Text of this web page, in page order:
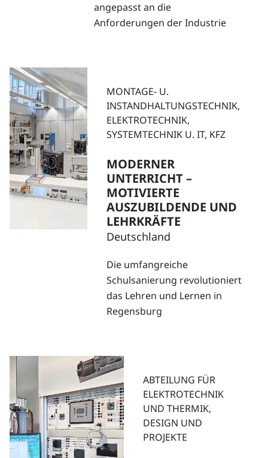
angepasst an die
Anforderungen der Industrie
MONTAGE- U.
INSTANDHALTUNGSTECHNIK,
ELEKTROTECHNIK,
SYSTEMTECHNIK U. IT, KFZ
MODERNER
UNTERRICHT –
MOTIVIERTE
AUSZUBILDENDE UND
LEHRKRÄFTE
Deutschland
Die umfangreiche
Schulsanierung revolutioniert
das Lehren und Lernen in
Regensburg
ABTEILUNG FÜR
ELEKTROTECHNIK
UND THERMIK,
DESIGN UND
PROJEKTE